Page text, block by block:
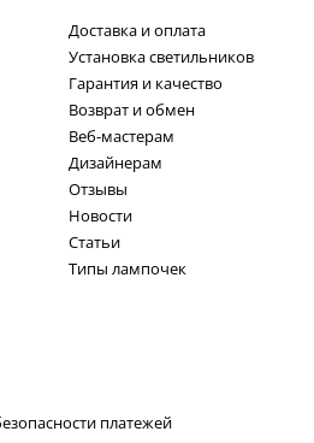
Доставка и оплата
Установка светильников
Гарантия и качество
Возврат и обмен
Веб-мастерам
Дизайнерам
Отзывы
Новости
Статьи
Типы лампочек
платежей